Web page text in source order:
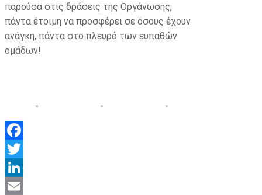
παρούσα στις δράσεις της Οργάνωσης,
πάντα έτοιμη να προσφέρει σε όσους έχουν
ανάγκη, πάντα στο πλευρό των ευπαθών
ομάδων!
Facebook
Twitter
LinkedIn